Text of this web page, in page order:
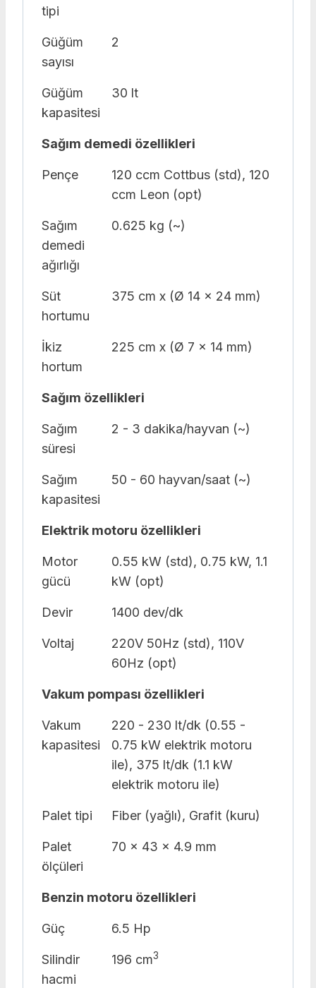
tipi
Güğüm
sayısı
2
Güğüm
kapasitesi
30 lt
Sağım demedi özellikleri
Pençe
120 ccm Cottbus (std), 120
ccm Leon (opt)
Sağım
demedi
ağırlığı
0.625 kg (~)
Süt
hortumu
375 cm x (Ø 14 x 24 mm)
İkiz
hortum
225 cm x (Ø 7 x 14 mm)
Sağım özellikleri
Sağım
süresi
2 - 3 dakika/hayvan (~)
Sağım
kapasitesi
50 - 60 hayvan/saat (~)
Elektrik motoru özellikleri
Motor
gücü
0.55 kW (std), 0.75 kW, 1.1
kW (opt)
Devir 1400 dev/dk
Voltaj
220V 50Hz (std), 110V
60Hz (opt)
Vakum pompası özellikleri
Vakum
kapasitesi
220 - 230 lt/dk (0.55 -
0.75 kW elektrik motoru
ile), 375 lt/dk (1.1 kW
elektrik motoru ile)
Palet tipi Fiber (yağlı), Grafit (kuru)
Palet
ölçüleri
70 x 43 x 4.9 mm
Benzin motoru özellikleri
Güç 6.5 Hp
Silindir
hacmi
196 cm3